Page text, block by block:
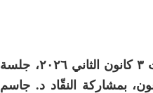
أقام نادي السرد في الاتحاد العام للأدباء والكتاب في العراق، اليوم السبت ٣ كانون الثاني ٢٠٢٦، جلسة
بمشاركة النقّاد د. جاسم